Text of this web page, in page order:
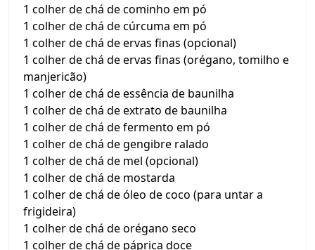
1 colher de chá de cominho em pó
1 colher de chá de cúrcuma em pó
1 colher de chá de ervas finas (opcional)
1 colher de chá de ervas finas (orégano, tomilho e
manjericão)
1 colher de chá de essência de baunilha
1 colher de chá de extrato de baunilha
1 colher de chá de fermento em pó
1 colher de chá de gengibre ralado
1 colher de chá de mel (opcional)
1 colher de chá de mostarda
1 colher de chá de óleo de coco (para untar a
frigideira)
1 colher de chá de orégano seco
1 colher de chá de páprica doce